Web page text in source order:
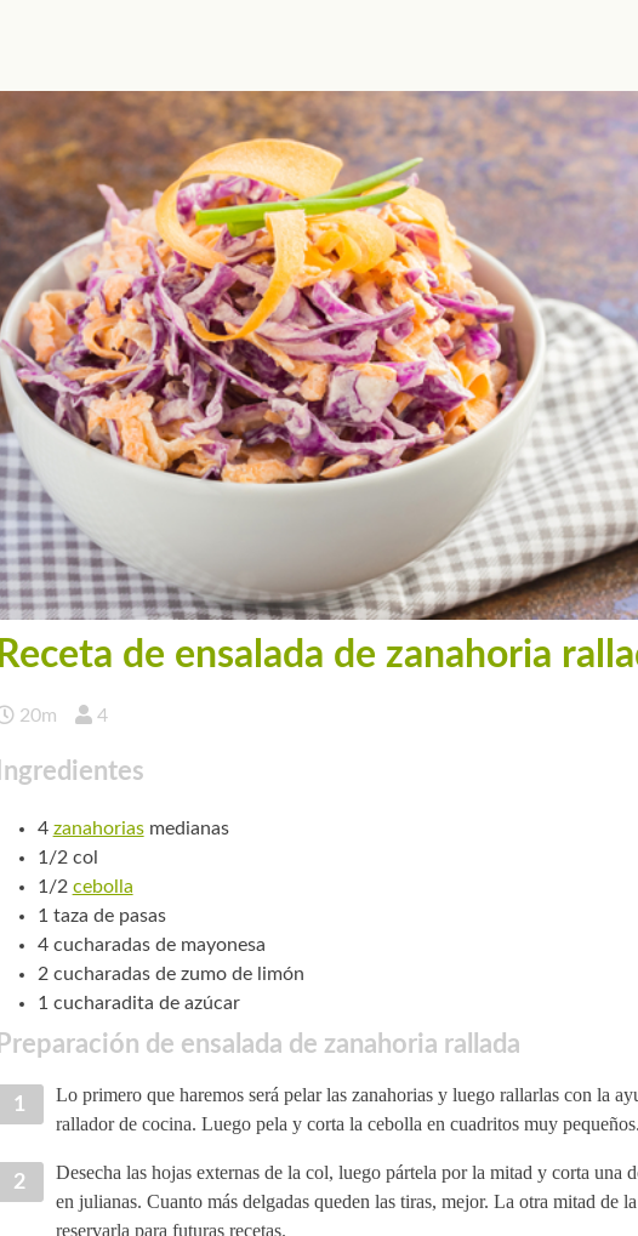
Receta de ensalada de zanahoria
20m 4
Ingredientes
4 zanahoriasmedianas
1/2 col
1/2 cebolla
1 taza de pasas
4 cucharadas de mayonesa
2 cucharadas de zumo de limón
1 cucharadita de azúcar
Preparación de ensalada de zanahoria rallada
Lo primero que haremos será pelar las zanahorias y luego rallarlas con la
rallador de cocina. Luego pela y corta la cebolla en cuadritos muy
Desecha las hojas externas de la col, luego pártela por la mitad y corta una
en julianas. Cuanto más delgadas queden las tiras, mejor. La otra mitad de
reservarla para futuras recetas.